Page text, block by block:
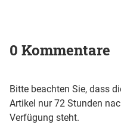
0 Kommentare
Bitte beachten Sie, dass
Artikel nur 72 Stunden
Verfügung steht.